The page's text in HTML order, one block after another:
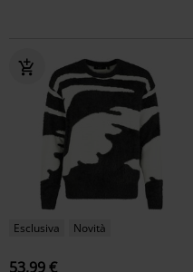
Esclusiva Novità
53,99 €